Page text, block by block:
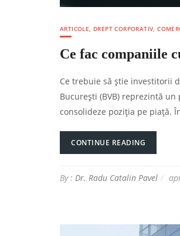
ARTICOLE DREPT CORPORATIV,
Ce fac companiile
Ce trebuie să știe investitorii
București (BVB) reprezintă
consolideze poziția pe piață.
CONTINUE READING
By : Dr. Radu Catalin Pavel